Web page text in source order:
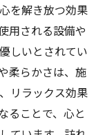
を解き放つ効果
用される設備や
しいとされてい
柔らかさは、施
リラックス効果
ることで、心と